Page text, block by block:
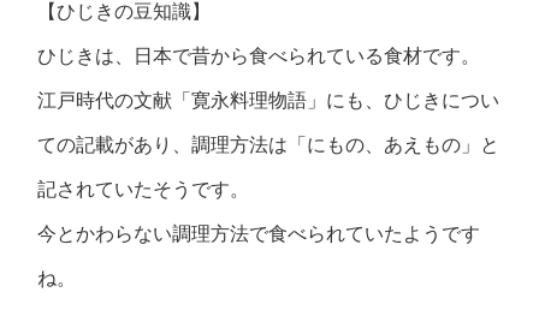
【ひじきの豆知識】
ひじきは、日本で昔から食べられている食材です。
江戸時代の文献「寛永料理物語」にも、ひじきについ
ての記載があり、調理方法は「にもの、あえもの」と
記されていたそうです。
今とかわらない調理方法で食べられていたようです
ね。